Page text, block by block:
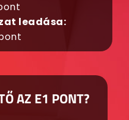
leadása:
AZ E1 PONT?